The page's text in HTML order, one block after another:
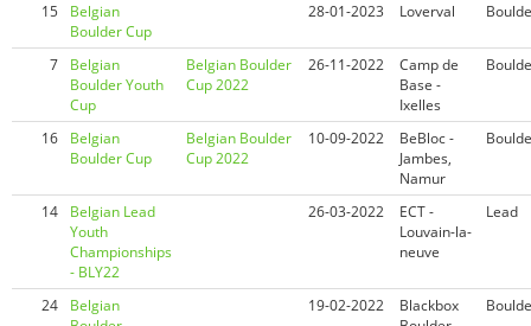
15
Belgian
Boulder Cup
28-01-2023 Loverval
7
Belgian
Boulder Youth
Cup
Belgian Boulder
Cup 2022
26-11-2022
Camp de
Base -
Ixelles
16
Belgian
Boulder Cup
Belgian Boulder
Cup 2022
10-09-2022
BeBloc -
Jambes,
Namur
14
Belgian Lead
Youth
Championships
- BLY22
26-03-2022
ECT -
Louvain-la-
neuve
Lead
24
Belgian
19-02-2022
Blackbox